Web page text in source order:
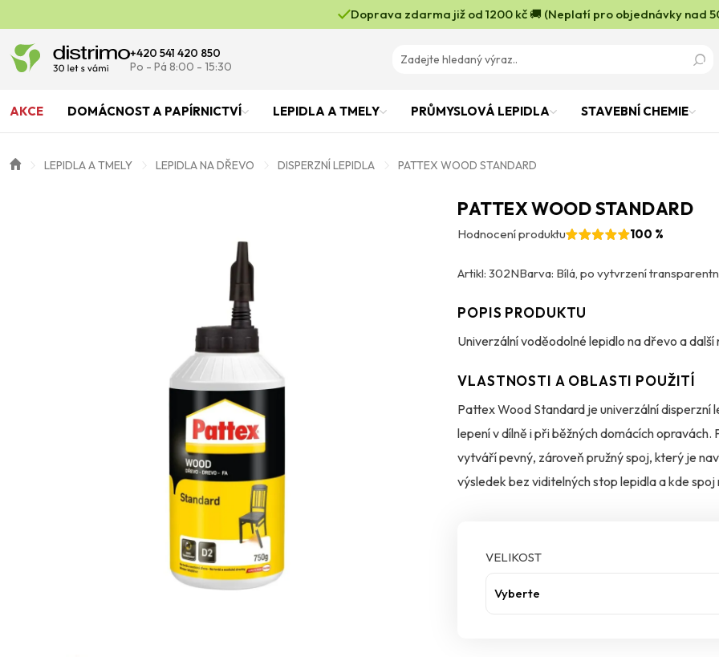
Doprava zdarma již od 1200 kč 🚚 (Neplatí pro objednávky nad
+420 541 420 850
Po - Pá 8:00 - 15:30
AKCE DOMÁCNOST A PAPÍRNICTVÍ LEPIDLA A TMELY PRŮMYSLOVÁ LEPIDLA STAVEBNÍ CHEMIE
LEPIDLA A TMELY LEPIDLA NA DŘEVO DISPERZNÍ LEPIDLA PATTEX WOOD STANDARD
PATTEX WOOD STANDARD
Hodnocení produktu
100 %
Artikl: 302NBarva: Bílá, po vytvrzení
POPIS PRODUKTU
Univerzální voděodolné lepidlo na dřevo a
VLASTNOSTI A OBLASTI POUŽITÍ
Pattex Wood Standard je univerzální disperzní
lepení v dílně i při běžných domácích
vytváří pevný, zároveň pružný spoj, který je
výsledek bez viditelných stop lepidla a kde spoj
Použiješ ho na všechny druhy dřeva včetně
vybraných materiálů jako kůže, papír,
zabarvení dřeva, a to ani u dřevin s taniny.
VELIKOST
Vyberte